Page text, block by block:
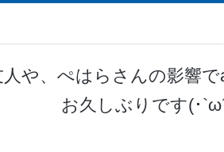
や、ぺはらさんの影響で
お久しぶりです(･